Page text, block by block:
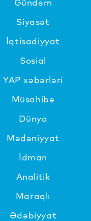
Siyasət
İqtisadiyyat
Sosial
YAP xəbərləri
Müsahibə
Dünya
Mədəniyyat
İdman
Analitik
Maraqlı
Ədəbiyyat